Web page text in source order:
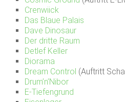
Crenwiick
Das Blaue Palais
Dave Dinosaur
Der dritte Raum
Detlef Keller
Diorama
Dream Control (Auftritt
Drum’n’Nibor
E-Tiefengrund